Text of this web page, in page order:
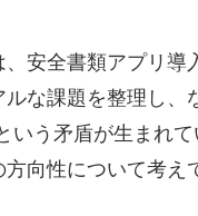
、安全書類アプリ導
ルな課題を整理し、
いう矛盾が生まれ
向性について考え